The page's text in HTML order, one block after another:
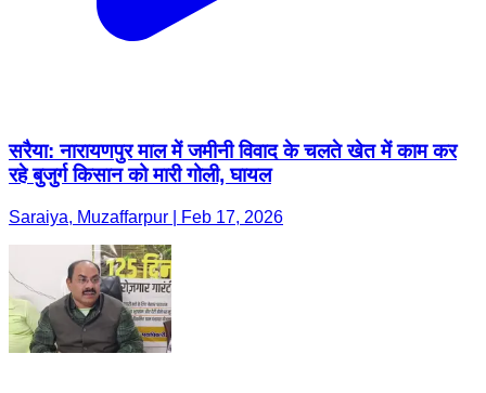
सरैया: नारायणपुर माल में जमीनी विवाद के चलते खेत में काम कर
रहे बुजुर्ग किसान को मारी गोली, घायल
Saraiya, Muzaffarpur | Feb 17, 2026